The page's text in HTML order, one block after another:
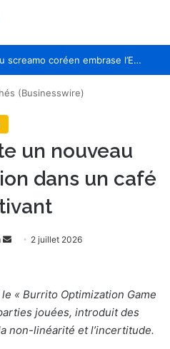
Hollow Jan : la légende du screamo coréen embrase l’Europe pour la première fois
(Businesswire)
un nouveau
dans un café
o
y
e
2 juillet 2026
« Burrito Optimization Game
jouées, introduit des
non-linéarité et l’incertitude.